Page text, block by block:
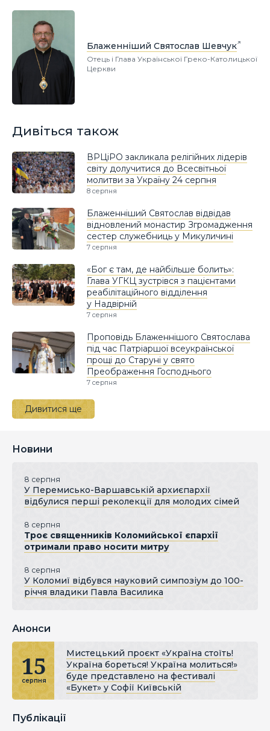
Блаженніший Святослав Шевчук
Отець і Глава Української Греко-Католицької
Церкви
Дивіться також
ВРЦіРО закликала релігійних лідерів
світу долучитися до Всесвітньої
молитви за Україну 24 серпня
8 серпня
Блаженніший Святослав відвідав
відновлений монастир Згромадження
сестер служебниць у Микуличині
7 серпня
«Бог є там, де найбільше болить»:
Глава УГКЦ зустрівся з пацієнтами
реабілітаційного відділення
у Надвірній
7 серпня
Проповідь Блаженнішого Святослава
під час Патріаршої всеукраїнської
прощі до Старуні у свято
Преображення Господнього
7 серпня
Дивитися ще
Новини
8 серпня
У Перемисько-Варшавській архиєпархії
відбулися перші реколекції для молодих сімей
8 серпня
Троє священників Коломийської єпархії
отримали право носити митру
8 серпня
У Коломиї відбувся науковий симпозіум до 100-
річчя владики Павла Василика
Анонси
15
серпня
Мистецький проєкт «Україна стоїть!
Україна бореться! Україна молиться!»
буде представлено на фестивалі
«Букет» у Софії Київській
Публікації